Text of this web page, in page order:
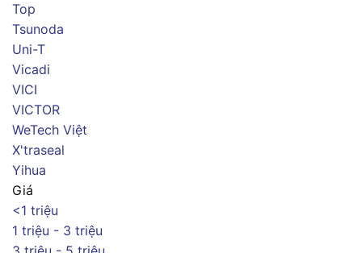
Top
Tsunoda
Uni-T
Vicadi
VICI
VICTOR
WeTech Việt
X'traseal
Yihua
Giá
<1 triệu
1 triệu - 3 triệu